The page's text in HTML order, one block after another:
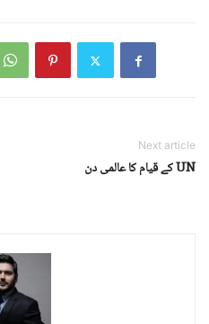
Next article
UN کے قیام کا عالمی دن